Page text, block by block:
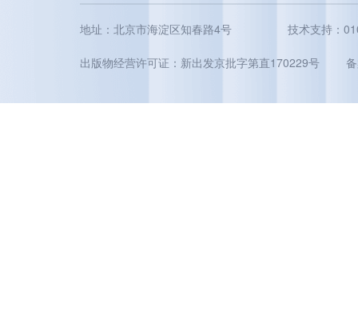
地址：北京市海淀区知春路4号 技术支持：
出版物经营许可证：新出发京批字第直170229号